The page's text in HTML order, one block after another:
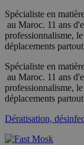
Spécialiste en
au Maroc. 11 ans
professionnalisme,
déplacements
Spécialiste en
au Maroc. 11 ans
professionnalisme,
déplacements
Dératisation,